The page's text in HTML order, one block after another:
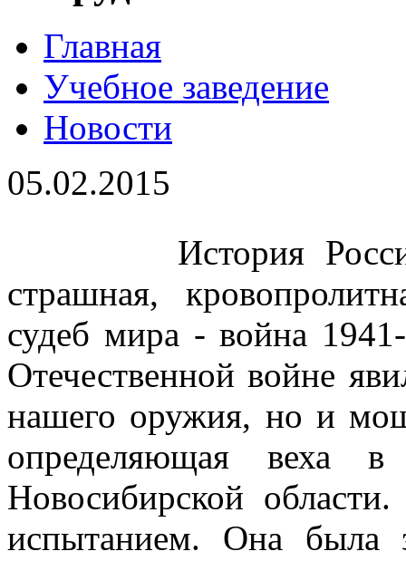
Главная
Учебное заведение
Новости
05.02.2015
История России
страшная,
судеб мира - война
Отечественной войне
нашего оружия, но и
определяющая веха
Новосибирской
испытанием. Она была